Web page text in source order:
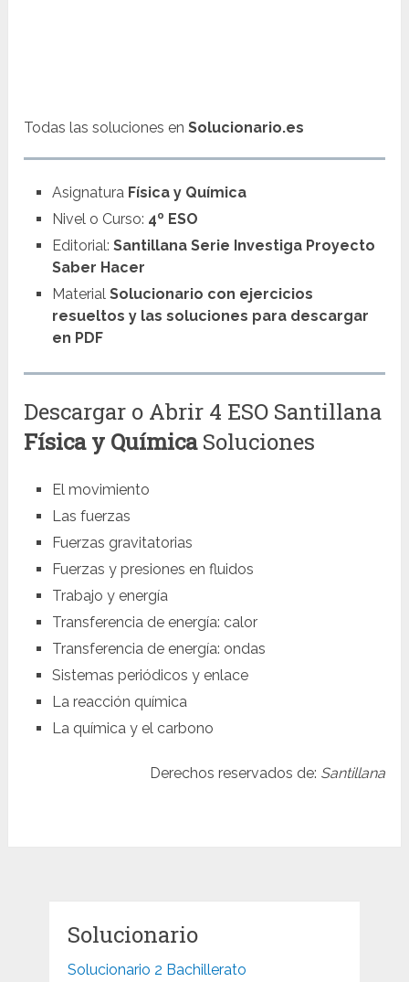
Todas las soluciones enSolucionario.es
Asignatura Física y Química
Nivel o Curso: 4º ESO
Editorial: Santillana Serie Investiga Proyecto
Saber Hacer
Material Solucionario con ejercicios
resueltos y las soluciones para descargar
en PDF
Descargar o Abrir 4 ESO Santillana
Física y QuímicaSoluciones
El movimiento
Las fuerzas
Fuerzas gravitatorias
Fuerzas y presiones en fluidos
Trabajo y energía
Transferencia de energía: calor
Transferencia de energía: ondas
Sistemas periódicos y enlace
La reacción química
La química y el carbono
Derechos reservados de: Santillana
Solucionario
Solucionario 2 Bachillerato